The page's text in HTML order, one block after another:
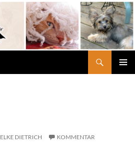
ELKE DIETRICH
KOMMENTAR